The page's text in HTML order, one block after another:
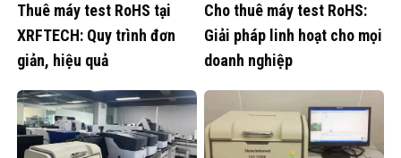
Thuê máy test RoHS tại
XRFTECH: Quy trình đơn
giản, hiệu quả
Cho thuê máy test RoHS:
Giải pháp linh hoạt cho mọi
doanh nghiệp